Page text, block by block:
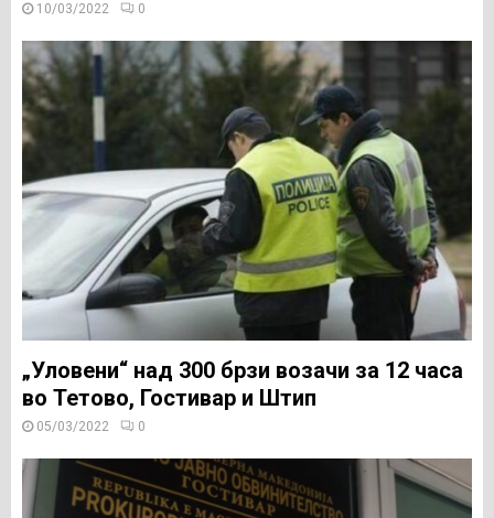
10/03/2022 0
„Уловени“ над 300 брзи возачи за 12 часа
во Тетово, Гостивар и Штип
05/03/2022 0